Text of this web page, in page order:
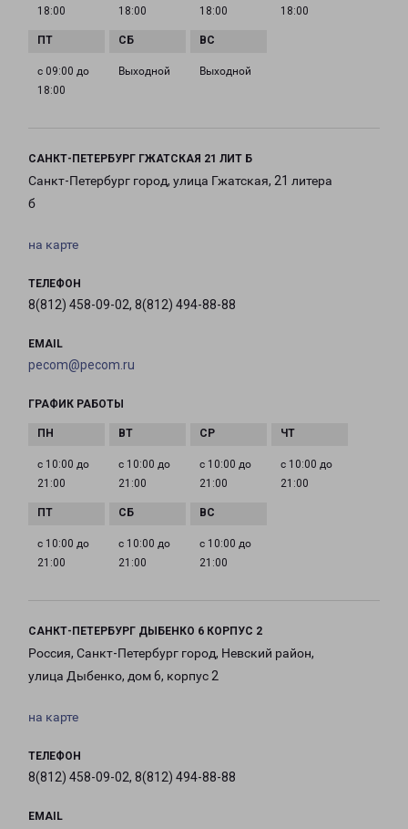
18:00
18:00
18:00
18:00
с 09:00 до
18:00
Выходной Выходной
САНКТ-ПЕТЕРБУРГ ГЖАТСКАЯ 21 ЛИТ Б
Санкт-Петербург город, улица Гжатская, 21 литера
б
на карте
ТЕЛЕФОН
8(812) 458-09-02, 8(812) 494-88-88
EMAIL
pecom@pecom.ru
ГРАФИК РАБОТЫ
с 10:00 до
21:00
с 10:00 до
21:00
с 10:00 до
21:00
с 10:00 до
21:00
с 10:00 до
21:00
с 10:00 до
21:00
с 10:00 до
21:00
САНКТ-ПЕТЕРБУРГ ДЫБЕНКО 6 КОРПУС 2
Россия, Санкт-Петербург город, Невский район,
улица Дыбенко, дом 6, корпус 2
на карте
ТЕЛЕФОН
8(812) 458-09-02, 8(812) 494-88-88
EMAIL